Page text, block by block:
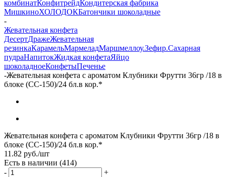
комбинатКонфитрейдКондитерская фабрика
МишкиноХОЛОДОКБатончики шоколадные
-
Жевательная конфета
ДесертДражеЖевательная
резинкаКарамельМармеладМаршмеллоу.Зефир.Сахарная
пудраНапитокЖидкая конфетаЯйцо
шоколадноеКонфетыПеченье
-Жевательная конфета с ароматом Клубники Фрутти 36гр /18 в
блоке (CC-150)/24 бл.в кор.*
Жевательная конфета с ароматом Клубники Фрутти 36гр /18 в
блоке (CC-150)/24 бл.в кор.*
11.82 руб./шт
Есть в наличии (414)
-
+